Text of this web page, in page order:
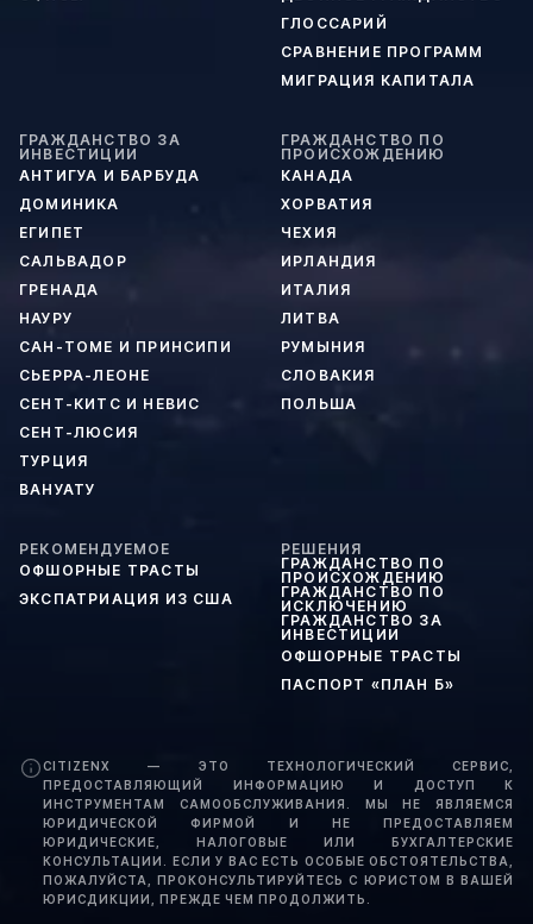
ГЛОССАРИЙ
СРАВНЕНИЕ ПРОГРАММ
МИГРАЦИЯ КАПИТАЛА
ГРАЖДАНСТВО ЗА
ИНВЕСТИЦИИ
АНТИГУА И БАРБУДА
ДОМИНИКА
ЕГИПЕТ
САЛЬВАДОР
ГРЕНАДА
НАУРУ
САН-ТОМЕ И ПРИНСИПИ
СЬЕРРА-ЛЕОНЕ
СЕНТ-КИТС И НЕВИС
СЕНТ-ЛЮСИЯ
ТУРЦИЯ
ВАНУАТУ
ГРАЖДАНСТВО ПО
ПРОИСХОЖДЕНИЮ
КАНАДА
ХОРВАТИЯ
ЧЕХИЯ
ИРЛАНДИЯ
ИТАЛИЯ
ЛИТВА
РУМЫНИЯ
СЛОВАКИЯ
ПОЛЬША
РЕКОМЕНДУЕМОЕ
ОФШОРНЫЕ ТРАСТЫ
ЭКСПАТРИАЦИЯ ИЗ США
РЕШЕНИЯ
ГРАЖДАНСТВО ПО
ПРОИСХОЖДЕНИЮ
ГРАЖДАНСТВО ПО
ИСКЛЮЧЕНИЮ
ГРАЖДАНСТВО ЗА
ИНВЕСТИЦИИ
ОФШОРНЫЕ ТРАСТЫ
ПАСПОРТ «ПЛАН Б»
CITIZENX — ЭТО ТЕХНОЛОГИЧЕСКИЙ СЕРВИС,
ПРЕДОСТАВЛЯЮЩИЙ ИНФОРМАЦИЮ И ДОСТУП К
ИНСТРУМЕНТАМ САМООБСЛУЖИВАНИЯ. МЫ НЕ ЯВЛЯЕМСЯ
ЮРИДИЧЕСКОЙ ФИРМОЙ И НЕ ПРЕДОСТАВЛЯЕМ
ЮРИДИЧЕСКИЕ, НАЛОГОВЫЕ ИЛИ БУХГАЛТЕРСКИЕ
КОНСУЛЬТАЦИИ. ЕСЛИ У ВАС ЕСТЬ ОСОБЫЕ ОБСТОЯТЕЛЬСТВА,
ПОЖАЛУЙСТА, ПРОКОНСУЛЬТИРУЙТЕСЬ С ЮРИСТОМ В ВАШЕЙ
ЮРИСДИКЦИИ, ПРЕЖДЕ ЧЕМ ПРОДОЛЖИТЬ.